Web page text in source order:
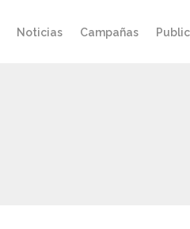
Noticias Campañas